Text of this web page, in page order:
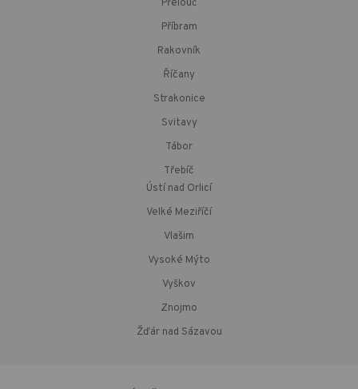
Přelouč
Příbram
Rakovník
Říčany
Strakonice
Svitavy
Tábor
Třebíč
Ústí nad Orlicí
Velké Meziříčí
Vlašim
Vysoké Mýto
Vyškov
Znojmo
Žďár nad Sázavou